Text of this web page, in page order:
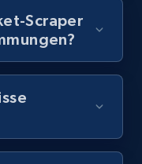
Scraper